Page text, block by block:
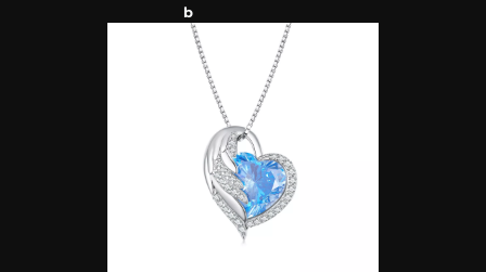
b